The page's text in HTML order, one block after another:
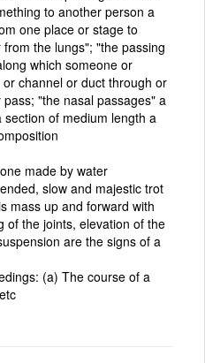
to another person a
one place or stage to
the lungs"; "the passing
which someone or
channel or duct through or
"the nasal passages" a
of medium length a
made by water
slow and majestic trot
mass up and forward with
of the joints, elevation of the
are the signs of a
(a) The course of a